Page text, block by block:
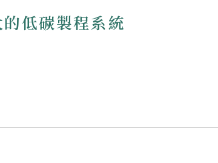
低碳製程系統